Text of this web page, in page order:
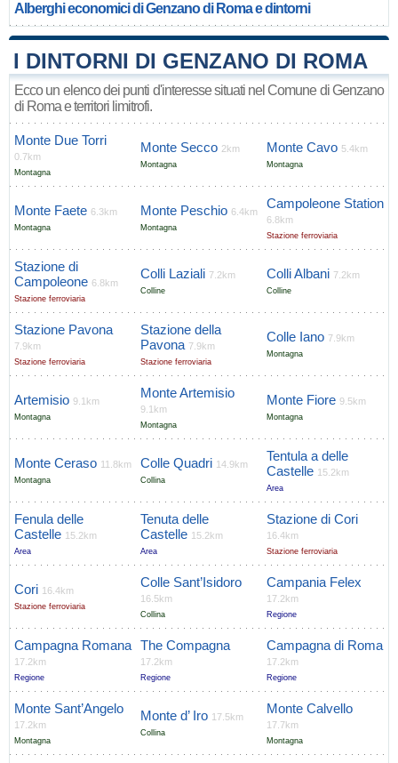
Alberghi economici di Genzano di Roma e dintorni
I DINTORNI DI GENZANO DI ROMA
Ecco un elenco dei punti d'interesse situati nel Comune di Genzano
di Roma e territori limitrofi.
Monte Due Torri
0.7km
Montagna
Monte Secco 2km
Montagna
Monte Cavo 5.4km
Montagna
Monte Faete 6.3km
Montagna
Monte Peschio 6.4km
Montagna
Campoleone Station
6.8km
Stazione ferroviaria
Stazione di
Campoleone 6.8km
Stazione ferroviaria
Colli Laziali 7.2km
Colline
Colli Albani 7.2km
Colline
Stazione Pavona
7.9km
Stazione ferroviaria
Stazione della
Pavona 7.9km
Stazione ferroviaria
Colle Iano 7.9km
Montagna
Artemisio 9.1km
Montagna
Monte Artemisio
9.1km
Montagna
Monte Fiore 9.5km
Montagna
Monte Ceraso 11.8km
Montagna
Colle Quadri 14.9km
Collina
Tentula a delle
Castelle 15.2km
Area
Fenula delle
Castelle 15.2km
Area
Tenuta delle
Castelle 15.2km
Area
Stazione di Cori
16.4km
Stazione ferroviaria
Cori 16.4km
Stazione ferroviaria
Colle Sant’Isidoro
16.5km
Collina
Campania Felex
17.2km
Regione
Campagna Romana
17.2km
Regione
The Compagna
17.2km
Regione
Campagna di Roma
17.2km
Regione
Monte Sant’Angelo
17.2km
Montagna
Monte d’ Iro 17.5km
Collina
Monte Calvello
17.7km
Montagna